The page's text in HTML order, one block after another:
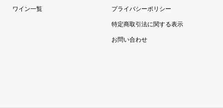
ワイン一覧 プライバシーポリシー
特定商取引法に関する表示
お問い合わせ